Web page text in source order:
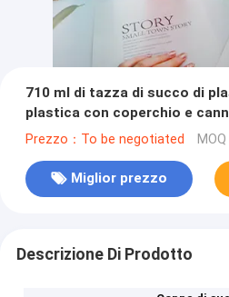
710 ml di tazza di succo di
plastica con coperchio e
Prezzo：To be negotiated
Miglior prezzo
Descrizione Di Prodotto